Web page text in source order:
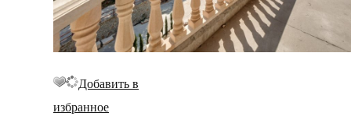
Добавить в
избранное